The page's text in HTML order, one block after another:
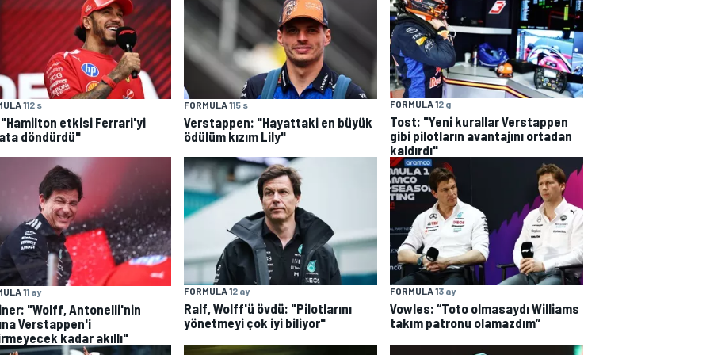
112 s
"Hamilton etkisi Ferrari'yi
döndürdü"
FORMULA 115 s
Verstappen: "Hayattaki en büyük
ödülüm kızım Lily"
FORMULA 12 g
Tost: "Yeni kurallar Verstappen
gibi pilotların avantajını ortadan
kaldırdı"
11 ay
"Wolff, Antonelli'nin
Verstappen'i
kadar akıllı"
FORMULA 12 ay
Ralf, Wolff'ü övdü: "Pilotlarını
yönetmeyi çok iyi biliyor"
FORMULA 13 ay
Vowles: “Toto olmasaydı Williams
takım patronu olamazdım”